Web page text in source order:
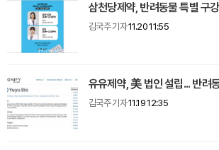
삼천당제약, 반려동물 특별 구
김국주 기자11.20 11:55
유유제약, 美 법인 설립... 반려
김국주 기자11.19 12:35